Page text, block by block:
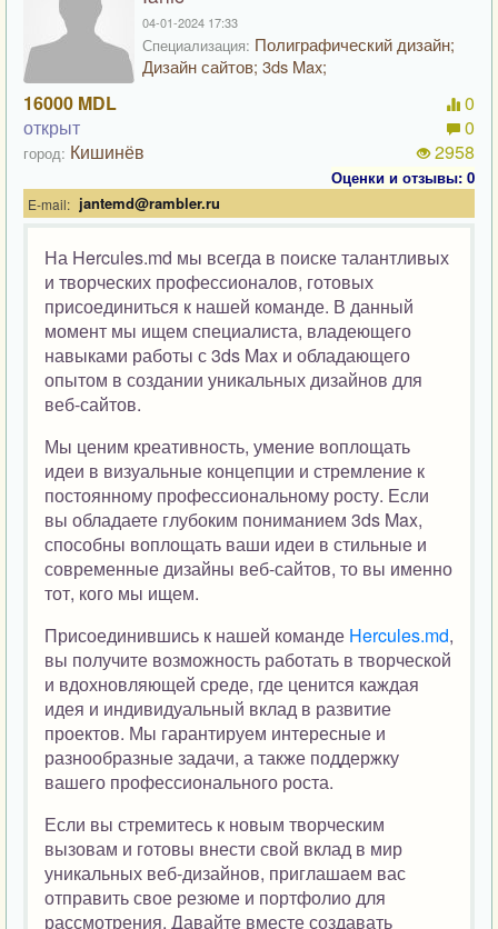
04-01-2024 17:33
Специализация: Полиграфический дизайн;
Дизайн сайтов; 3ds Max;
16000 MDL
открыт
город: Кишинёв
0
0
2958
Оценки и отзывы: 0
E-mail: jantemd@rambler.ru
На Hercules.md мы всегда в поиске талантливых
и творческих профессионалов, готовых
присоединиться к нашей команде. В данный
момент мы ищем специалиста, владеющего
навыками работы с 3ds Max и обладающего
опытом в создании уникальных дизайнов для
веб-сайтов.
Мы ценим креативность, умение воплощать
идеи в визуальные концепции и стремление к
постоянному профессиональному росту. Если
вы обладаете глубоким пониманием 3ds Max,
способны воплощать ваши идеи в стильные и
современные дизайны веб-сайтов, то вы именно
тот, кого мы ищем.
Присоединившись к нашей команде Hercules.md,
вы получите возможность работать в творческой
и вдохновляющей среде, где ценится каждая
идея и индивидуальный вклад в развитие
проектов. Мы гарантируем интересные и
разнообразные задачи, а также поддержку
вашего профессионального роста.
Если вы стремитесь к новым творческим
вызовам и готовы внести свой вклад в мир
уникальных веб-дизайнов, приглашаем вас
отправить свое резюме и портфолио для
рассмотрения. Давайте вместе создавать